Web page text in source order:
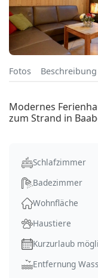
Fotos Beschreibung
Modernes
zum Strand in
Schlafzimmer
Badezimmer
Wohnfläche
Haustiere
Kurzurlaub
Entfernung